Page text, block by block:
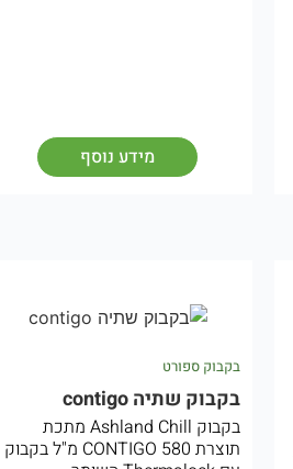
מידע נוסף
בקבוק ספורט
בקבוק שתיה contigo
בקבוק Ashland Chill מתכת
תוצרת CONTIGO 580 מ"ל בקבוק